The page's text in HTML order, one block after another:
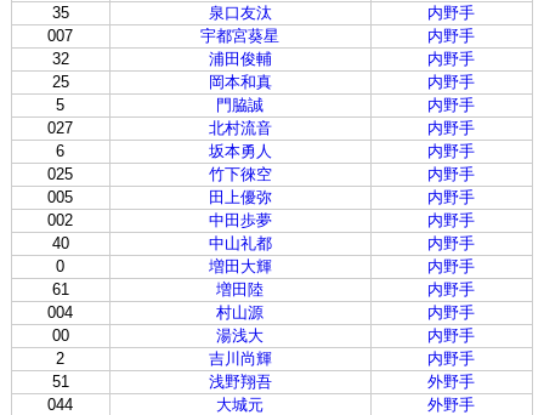
35
泉口友汰
内野手
007
宇都宮葵星
内野手
32
浦田俊輔
内野手
25
岡本和真
内野手
5
門脇誠
内野手
027
北村流音
内野手
6
坂本勇人
内野手
025
竹下徠空
内野手
005
田上優弥
内野手
002
中田歩夢
内野手
40
中山礼都
内野手
0
増田大輝
内野手
61
増田陸
内野手
004
村山源
内野手
00
湯浅大
内野手
2
吉川尚輝
内野手
51
浅野翔吾
外野手
044
大城元
外野手